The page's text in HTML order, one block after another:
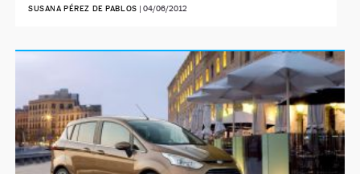
SUSANA PÉREZ DE PABLOS | 04/06/2012